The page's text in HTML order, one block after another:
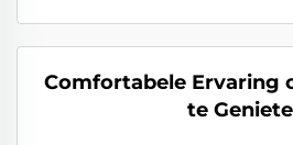
Comfortabele Ervaring
te